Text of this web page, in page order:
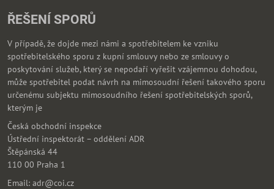
ŘEŠENÍ SPORŮ
V případě, že dojde mezi námi a spotřebitelem ke vzniku
spotřebitelského sporu z kupní smlouvy nebo ze smlouvy o
poskytování služeb, který se nepodaří vyřešit vzájemnou dohodou,
může spotřebitel podat návrh na mimosoudní řešení takového sporu
určenému subjektu mimosoudního řešení spotřebitelských sporů,
kterým je
Česká obchodní inspekce
Ústřední inspektorát – oddělení ADR
Štěpánská 44
110 00 Praha 1
Email: adr@coi.cz